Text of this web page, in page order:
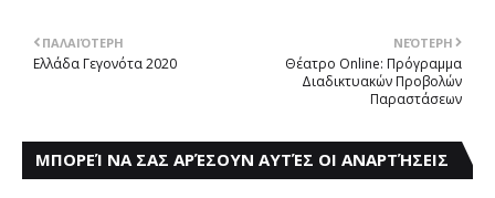
ΝΕΌΤΕΡΗ
Θέατρο Online: Πρόγραμμα
Διαδικτυακών Προβολών
Παραστάσεων
ΠΑΛΑΙΌΤΕΡΗ
Ελλάδα Γεγονότα 2020
ΜΠΟΡΕΊ ΝΑ ΣΑΣ ΑΡΈΣΟΥΝ ΑΥΤΈΣ ΟΙ ΑΝΑΡΤΉΣΕΙΣ